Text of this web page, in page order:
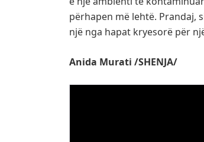
përhapen më lehtë. Prandaj,
një nga hapat kryesorë për
Anida Murati /SHENJA/